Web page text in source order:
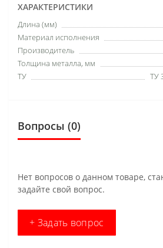
ХАРАКТЕРИСТИКИ
Длина (мм)
Материал исполнения
Производитель
Толщина металла, мм
ТУ
ТУ
Вопросы (0)
Нет вопросов о данном товаре,
задайте свой вопрос.
+ Задать вопрос